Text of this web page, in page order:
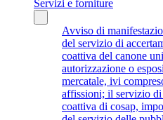
Servizi e forniture
Avviso di
del servizio di
coattiva del canone
autorizzazione o
mercatale, ivi
affissioni; il servizio di
coattiva di cosap,